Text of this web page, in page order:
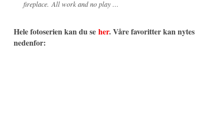
fireplace. All work and no play …
Hele fotoserien kan du se her. Våre favoritter kan nytes
nedenfor: